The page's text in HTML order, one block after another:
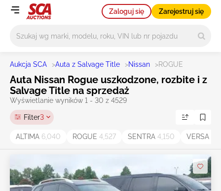
Zaloguj się Zarejestruj się
Aukcja SCA >Auta z Salvage Title >Nissan >ROGUE
Auta Nissan Rogue uszkodzone, rozbite i z
Salvage Title na sprzedaż
Wyświetlanie wyników 1 - 30 z 4529
Filter3
ALTIMA 6,040 ROGUE 4,527 SENTRA 4,150 VERSA